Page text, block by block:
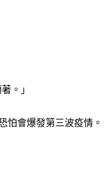
。」
怕會爆發第三波疫情。